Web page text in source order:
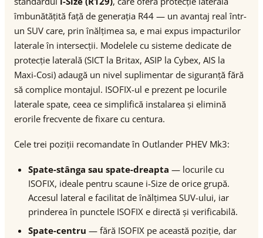
îmbunătățită față de generația R44 — un avantaj real într-
un SUV care, prin înălțimea sa, e mai expus impacturilor
laterale în intersecții. Modelele cu sisteme dedicate de
protecție laterală (SICT la Britax, ASIP la Cybex, AIS la
Maxi-Cosi) adaugă un nivel suplimentar de siguranță fără
să complice montajul. ISOFIX-ul e prezent pe locurile
laterale spate, ceea ce simplifică instalarea și elimină
erorile frecvente de fixare cu centura.
Cele trei poziții recomandate în Outlander PHEV Mk3:
Spate-stânga sau spate-dreapta — locurile cu
ISOFIX, ideale pentru scaune i-Size de orice grupă.
Accesul lateral e facilitat de înălțimea SUV-ului, iar
prinderea în punctele ISOFIX e directă și verificabilă.
Spate-centru — fără ISOFIX pe această poziție, dar